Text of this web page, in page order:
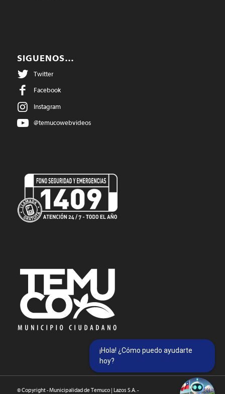
SIGUENOS…
Twitter
Facebook
Instagram
@temucowebvideos
© Copyright - Municipalidad de Temuco | Lazos S.A. -
¡Hola! ¿Cómo puedo ayudarte
hoy?